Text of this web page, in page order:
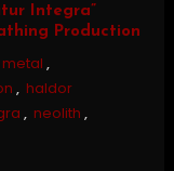
Integra”
Production
,
, haldor
, neolith ,